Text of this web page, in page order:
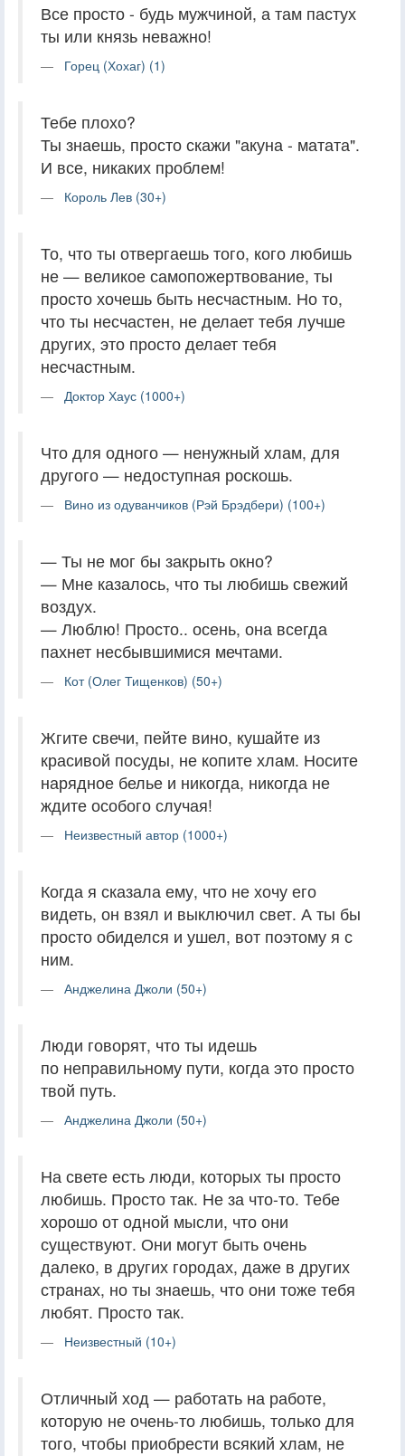
Все просто - будь мужчиной, а там пастух
ты или князь неважно!
Горец (Хохаг) (1)
Тебе плохо?
Ты знаешь, просто скажи "акуна - матата".
И все, никаких проблем!
Король Лев (30+)
То, что ты отвергаешь того, кого любишь
не — великое самопожертвование, ты
просто хочешь быть несчастным. Но то,
что ты несчастен, не делает тебя лучше
других, это просто делает тебя
несчастным.
Доктор Хаус (1000+)
Что для одного — ненужный хлам, для
другого — недоступная роскошь.
Вино из одуванчиков (Рэй Брэдбери) (100+)
— Ты не мог бы закрыть окно?
— Мне казалось, что ты любишь свежий
воздух.
— Люблю! Просто.. осень, она всегда
пахнет несбывшимися мечтами.
Кот (Олег Тищенков) (50+)
Жгите свечи, пейте вино, кушайте из
красивой посуды, не копите хлам. Носите
нарядное белье и никогда, никогда не
ждите особого случая!
Неизвестный автор (1000+)
Когда я сказала ему, что не хочу его
видеть, он взял и выключил свет. А ты бы
просто обиделся и ушел, вот поэтому я с
ним.
Анджелина Джоли (50+)
Люди говорят, что ты идешь
по неправильному пути, когда это просто
твой путь.
Анджелина Джоли (50+)
На свете есть люди, которых ты просто
любишь. Просто так. Не за что-то. Тебе
хорошо от одной мысли, что они
существуют. Они могут быть очень
далеко, в других городах, даже в других
странах, но ты знаешь, что они тоже тебя
любят. Просто так.
Неизвестный (10+)
Отличный ход — работать на работе,
которую не очень-то любишь, только для
того, чтобы приобрести всякий хлам, не